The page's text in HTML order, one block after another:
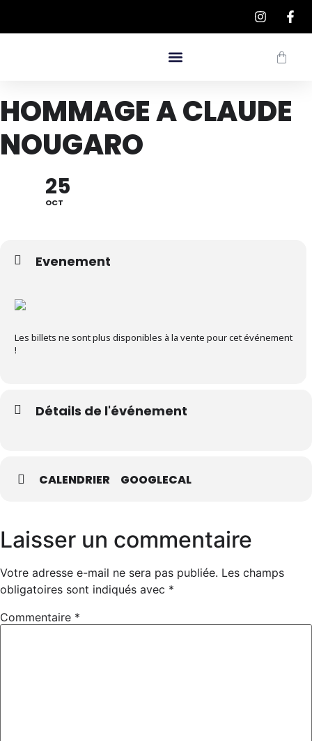
HOMMAGE A CLAUDE
NOUGARO
25
OCT
Evenement
Les billets ne sont plus disponibles à la vente pour cet événement
!
Détails de l'événement
CALENDRIER GOOGLECAL
Laisser un commentaire
Votre adresse e-mail ne sera pas publiée. Les champs
obligatoires sont indiqués avec *
Commentaire *